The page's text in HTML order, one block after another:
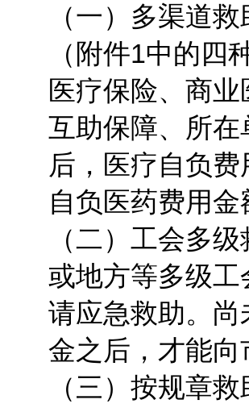
（一）多渠道
（附件1中的
医疗保险、商
互助保障、所
后，医疗自负
自负医药费用
（二）工会多
或地方等多级
请应急救助。
金之后，才能
（三）按规章